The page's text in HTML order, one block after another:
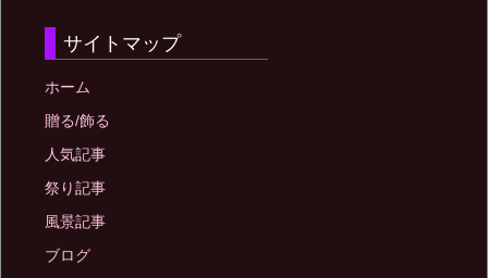
サイトマップ
ホーム
贈る/飾る
人気記事
祭り記事
風景記事
ブログ